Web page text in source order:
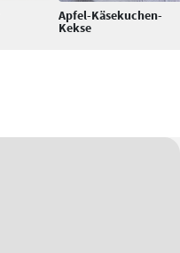
Apfel-Käsekuchen-
Kekse